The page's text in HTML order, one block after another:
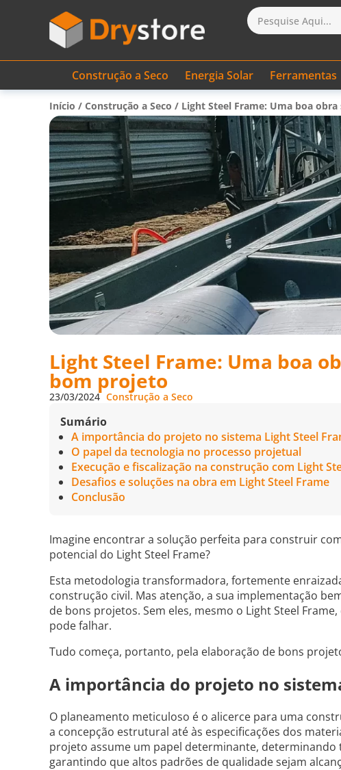
Construção a Seco Energia Solar Ferramentas
Início / Construção a Seco / Light Steel Frame: Uma boa
Light Steel Frame: Uma boa
bom projeto
23/03/2024 Construção a Seco
Sumário
A importância do projeto no sistema Light Steel
O papel da tecnologia no processo projetual
Execução e fiscalização na construção com Light
Desafios e soluções na obra em Light Steel Frame
Conclusão
Imagine encontrar a solução perfeita para construir
potencial do Light Steel Frame?
Esta metodologia transformadora, fortemente
construção civil. Mas atenção, a sua implementação
de bons projetos. Sem eles, mesmo o Light Steel
pode falhar.
Tudo começa, portanto, pela elaboração de bons
A importância do projeto no
O planeamento meticuloso é o alicerce para uma
a concepção estrutural até às especificações dos
projeto assume um papel determinante, determinando
garantindo que altos padrões de qualidade sejam